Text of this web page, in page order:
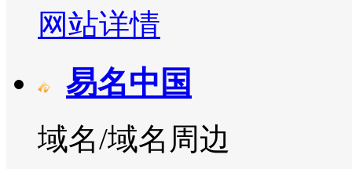
网站详情
易名中国
域名/域名周边